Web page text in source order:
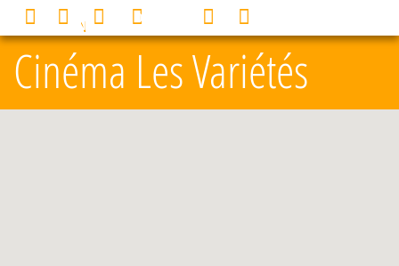
Cinéma Les Variétés
MENU 0
Panneau de gestion des cookies